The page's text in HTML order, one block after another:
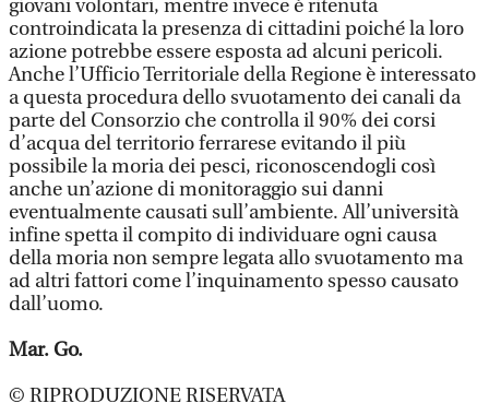
giovani volontari, mentre invece è ritenuta
controindicata la presenza di cittadini poiché la loro
azione potrebbe essere esposta ad alcuni pericoli.
Anche l’Ufficio Territoriale della Regione è interessato
a questa procedura dello svuotamento dei canali da
parte del Consorzio che controlla il 90% dei corsi
d’acqua del territorio ferrarese evitando il più
possibile la moria dei pesci, riconoscendogli così
anche un’azione di monitoraggio sui danni
eventualmente causati sull’ambiente. All’università
infine spetta il compito di individuare ogni causa
della moria non sempre legata allo svuotamento ma
ad altri fattori come l’inquinamento spesso causato
dall’uomo.
Mar. Go.
© RIPRODUZIONE RISERVATA